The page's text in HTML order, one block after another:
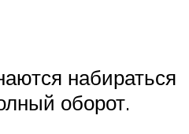
набираться
оборот.